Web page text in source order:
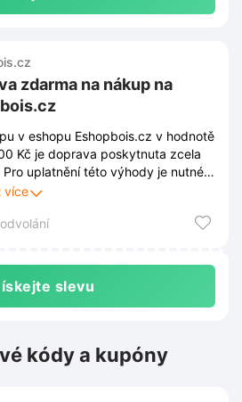
zdarma na nákup na
v eshopu Eshopbois.cz v hodnotě
Kč je doprava poskytnuta zcela
Pro uplatnění této výhody je nutné
obchodní podmínky stanovené
na webových stránkách
více
slevu
kódy a kupóny